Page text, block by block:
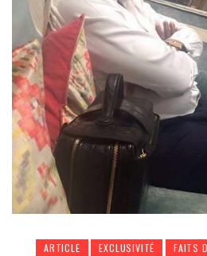
ARTICLE EXCLUSIVITÉ FAITS